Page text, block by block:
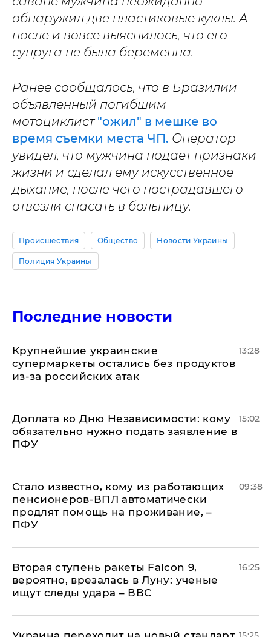
обнаружил две пластиковые куклы. А
после и вовсе выяснилось, что его
супруга не была беременна.
Ранее сообщалось, что в Бразилии
объявленный погибшим
мотоциклист "ожил" в мешке во
время съемки места ЧП. Оператор
увидел, что мужчина подает признаки
жизни и сделал ему искусственное
дыхание, после чего пострадавшего
отвезли спасать в больницу.
Происшествия Общество Новости Украины
Полиция Украины
Последние новости
Крупнейшие украинские
супермаркеты остались без продуктов
из-за российских атак
13:28
Доплата ко Дню Независимости: кому
обязательно нужно подать заявление в
ПФУ
15:02
Стало известно, кому из работающих
пенсионеров-ВПЛ автоматически
продлят помощь на проживание, –
ПФУ
09:38
Вторая ступень ракеты Falcon 9,
вероятно, врезалась в Луну: ученые
ищут следы удара – ВВС
16:25